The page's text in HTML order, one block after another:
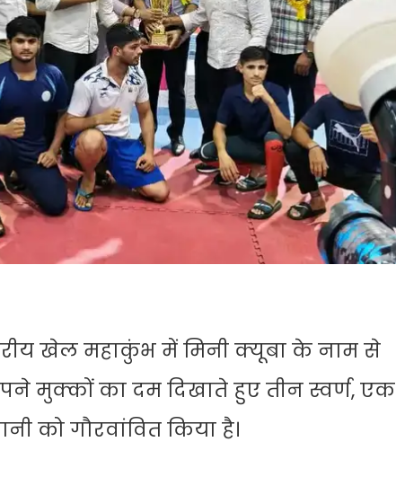
खेल महाकुंभ में मिनी क्यूबा के नाम से
मुक्कों का दम दिखाते हुए तीन स्वर्ण, एक
को गौरवांवित किया है।